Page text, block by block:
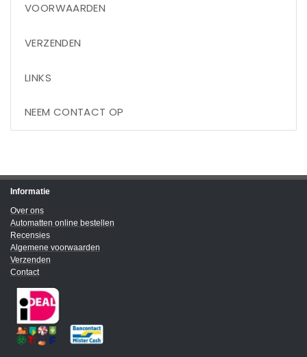
VOORWAARDEN
VERZENDEN
LINKS
NEEM CONTACT OP
Informatie
Over ons
Automatten online bestellen
Recensies
Algemene voorwaarden
Verzenden
Contact